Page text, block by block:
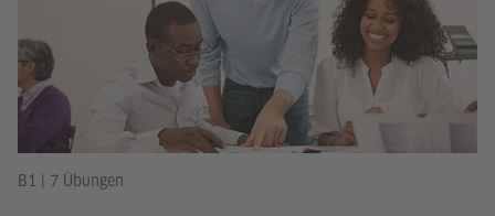
B1 | 7 Übungen